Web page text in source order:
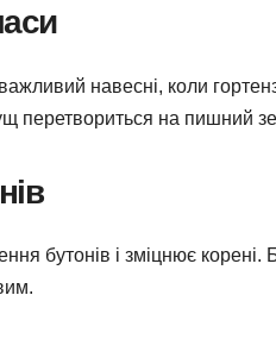
навесні, коли
перетвориться на пишний
бутонів і зміцнює корені.